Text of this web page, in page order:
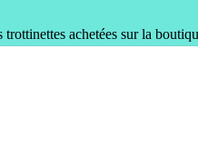
achetées sur la